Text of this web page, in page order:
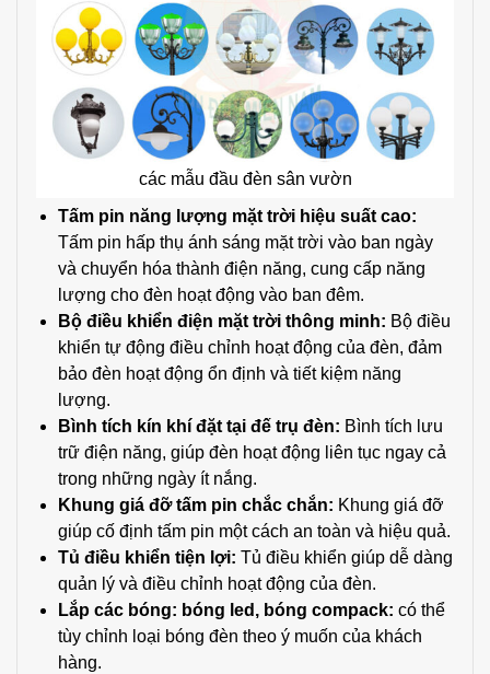
các mẫu đầu đèn sân vườn
Tấm pin năng lượng mặt trời hiệu suất cao:
Tấm pin hấp thụ ánh sáng mặt trời vào ban ngày
và chuyển hóa thành điện năng, cung cấp năng
lượng cho đèn hoạt động vào ban đêm.
Bộ điều khiển điện mặt trời thông minh: Bộ điều
khiển tự động điều chỉnh hoạt động của đèn, đảm
bảo đèn hoạt động ổn định và tiết kiệm năng
lượng.
Bình tích kín khí đặt tại đế trụ đèn: Bình tích lưu
trữ điện năng, giúp đèn hoạt động liên tục ngay cả
trong những ngày ít nắng.
Khung giá đỡ tấm pin chắc chắn: Khung giá đỡ
giúp cố định tấm pin một cách an toàn và hiệu quả.
Tủ điều khiển tiện lợi: Tủ điều khiển giúp dễ dàng
quản lý và điều chỉnh hoạt động của đèn.
Lắp các bóng: bóng led, bóng compack: có thể
tùy chỉnh loại bóng đèn theo ý muốn của khách
hàng.